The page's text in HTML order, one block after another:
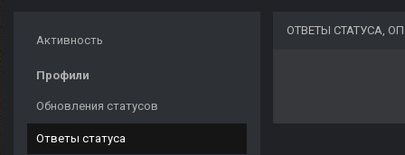
Активность
Профили
Обновления статусов
Ответы статуса
ОТВЕТЫ СТАТУСА,